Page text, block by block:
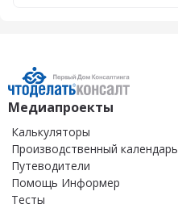
Медиапроекты
Калькуляторы
Производственный календарь
Путеводители
Помощь Информер
Тесты